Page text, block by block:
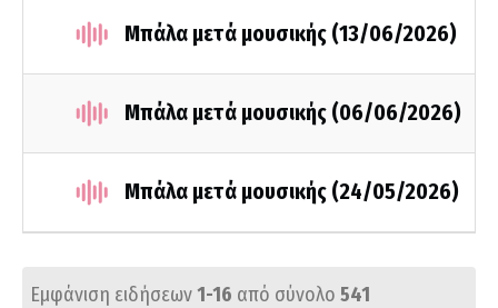
Μπάλα μετά μουσικής (13/06/2026)
Μπάλα μετά μουσικής (06/06/2026)
Μπάλα μετά μουσικής (24/05/2026)
Εμφάνιση ειδήσεων1-16 από σύνολο 541